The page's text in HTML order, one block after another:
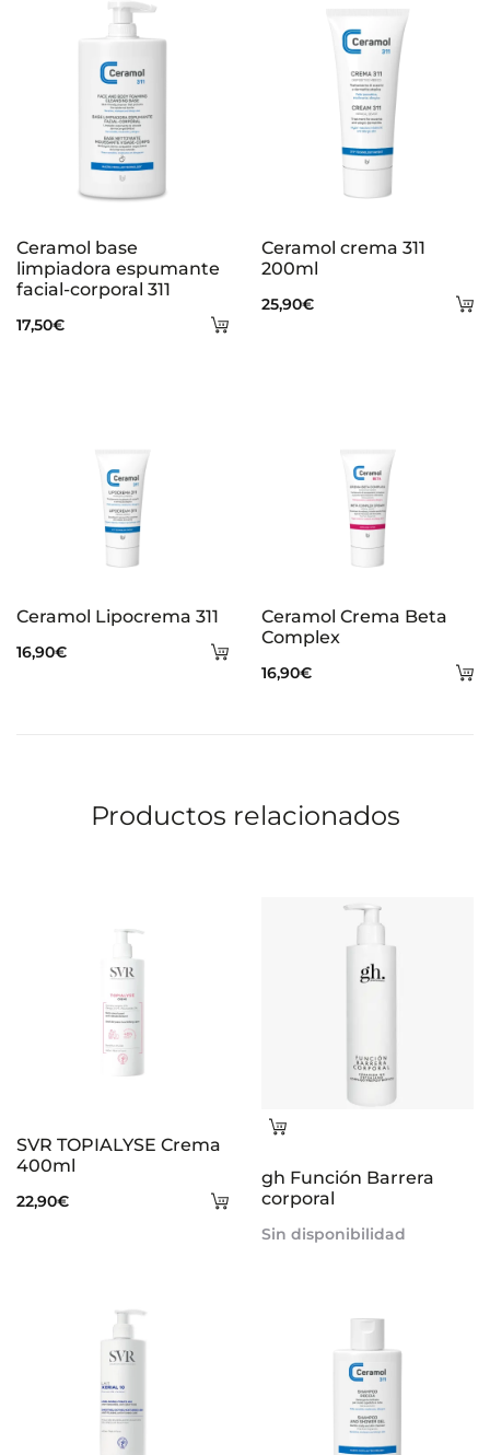
Añadir
Ceramol base
limpiadora espumante
facial-corporal 311
17,50€
Ceramol crema 311
200ml
25,90€
Añadir
Ceramol Lipocrema 311
16,90€
Ceramol Crema Beta
Complex
16,90€
Productos relacionados
Añadir
SVR TOPIALYSE Crema
400ml
22,90€
Leer
gh Función Barrera
corporal
Sin disponibilidad